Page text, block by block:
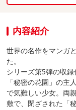
内容紹介
世界の名作をマンガ
た。
シリーズ第5弾の収録
「秘密の花園」の主
で気難しい少女。両
敷で、閉ざされた「